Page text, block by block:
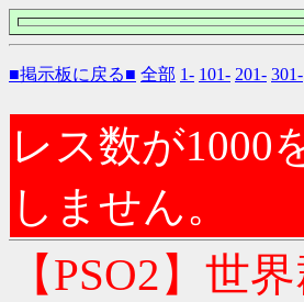
■掲示板に戻る■ 全部 1- 101- 201- 301-
レス数が1000
しません。
【PSO2】